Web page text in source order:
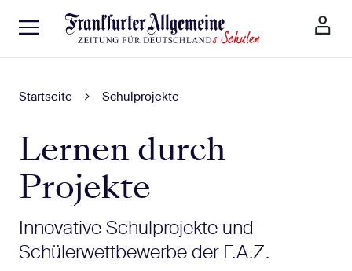
Startseite Schulprojekte
Lernen durch
Projekte
Innovative Schulprojekte und
Schülerwettbewerbe der F.A.Z.